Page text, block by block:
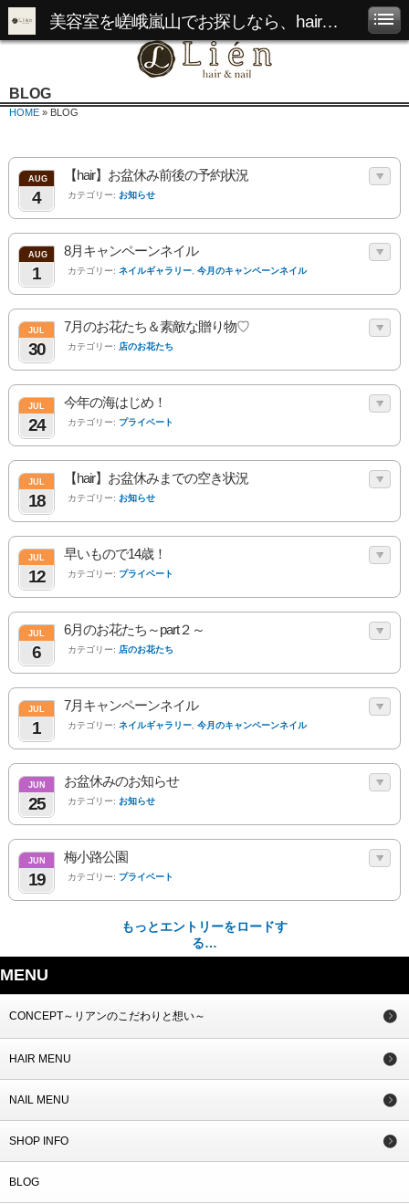
美容室を嵯峨嵐山でお探しなら、hair&nail Lienへ
BLOG
HOME » BLOG
AUG
4
【hair】お盆休み前後の予約状況
カテゴリー: お知らせ
AUG
1
8月キャンペーンネイル
カテゴリー: ネイルギャラリー 今月のキャンペーンネイル
JUL
30
7月のお花たち＆素敵な贈り物♡
カテゴリー: 店のお花たち
JUL
24
今年の海はじめ！
カテゴリー: プライベート
JUL
18
【hair】お盆休みまでの空き状況
カテゴリー: お知らせ
JUL
12
早いもので14歳！
カテゴリー: プライベート
JUL
6
6月のお花たち～part２～
カテゴリー: 店のお花たち
JUL
1
7月キャンペーンネイル
カテゴリー: ネイルギャラリー 今月のキャンペーンネイル
JUN
25
お盆休みのお知らせ
カテゴリー: お知らせ
JUN
19
梅小路公園
カテゴリー: プライベート
もっとエントリーをロードす
る…
MENU
CONCEPT～リアンのこだわりと想い～
HAIR MENU
NAIL MENU
SHOP INFO
BLOG